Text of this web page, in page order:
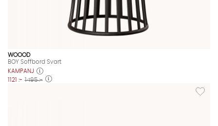
WOOOD
BOY Soffbord Svart
KAMPANJ
1121 :- 1495 :-
Lägg